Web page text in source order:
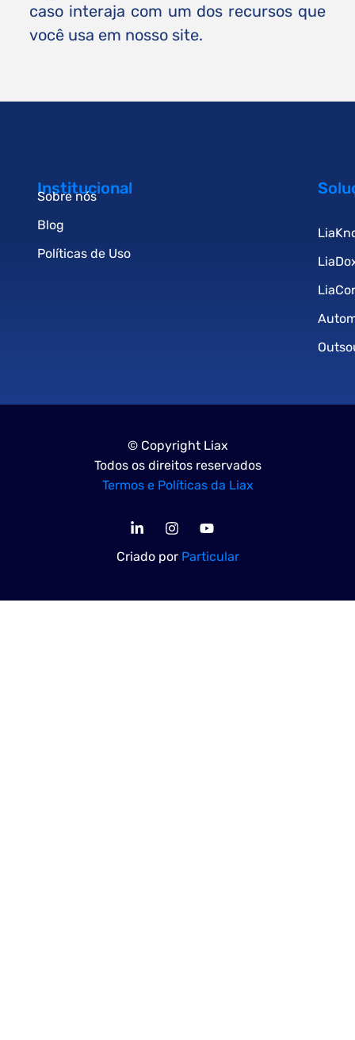
caso interaja com um dos recursos que
você usa em nosso site.
Institucional
Sobre nós
Blog
Políticas de Uso
© Copyright Liax
Todos os direitos reservados
Termos e Políticas da Liax
Criado por Particular